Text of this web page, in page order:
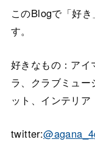
このBlogで「好
す。
好きなもの：アイ
ラ、クラブミュ
ット、インテリア
twitter: